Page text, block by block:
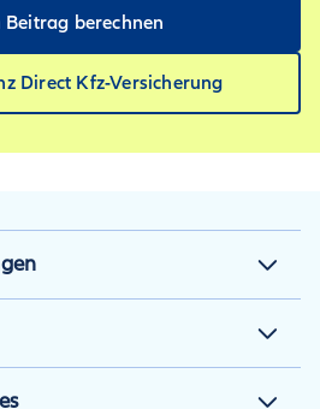
Beitrag berechnen
Direct Kfz-Versicherung